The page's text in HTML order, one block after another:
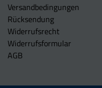
Versandbedingungen
Rücksendung
Widerrufsrecht
Widerrufsformular
AGB